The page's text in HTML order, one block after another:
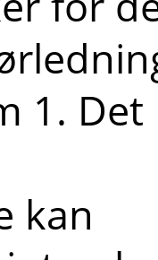
1. Det
kan